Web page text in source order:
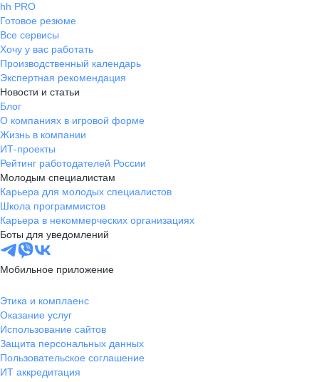
hh PRO
Готовое резюме
Все сервисы
Хочу у вас работать
Производственный календарь
Экспертная рекомендация
Новости и статьи
Блог
О компаниях в игровой форме
Жизнь в компании
ИТ-проекты
Рейтинг работодателей России
Молодым специалистам
Карьера для молодых специалистов
Школа программистов
Карьера в некоммерческих организациях
Боты для уведомлений
Мобильное приложение
Этика и комплаенс
Оказание услуг
Использование сайтов
Защита персональных данных
Пользовательское соглашение
ИТ аккредитация